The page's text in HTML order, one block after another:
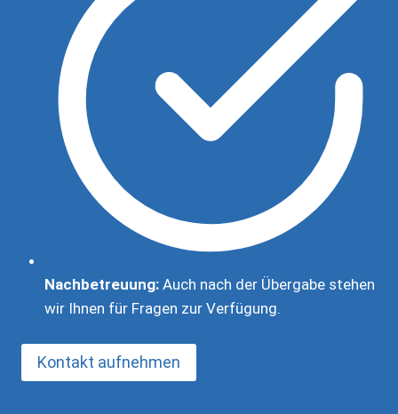
Nachbetreuung:Auch nach der Übergabe stehen
wir Ihnen für Fragen zur Verfügung.
Kontakt aufnehmen